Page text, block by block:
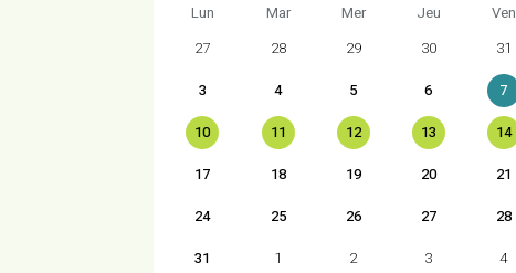
Lun Mar Mer Jeu Ven
27
28 29 30 31
3
4 5 6 7
10
11 12 13 14
17
18 19 20 21
24
25 26 27 28
31
1 2 3 4